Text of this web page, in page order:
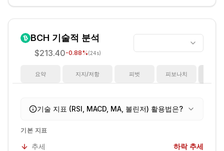
BCH 기술적 분석
$213.40-0.88%(24s)
요약 지지/저항 피벗 피보나치
기술 지표 (RSI, MACD, MA, 볼린저) 활용법은?
기본 지표
추세 하락 추세